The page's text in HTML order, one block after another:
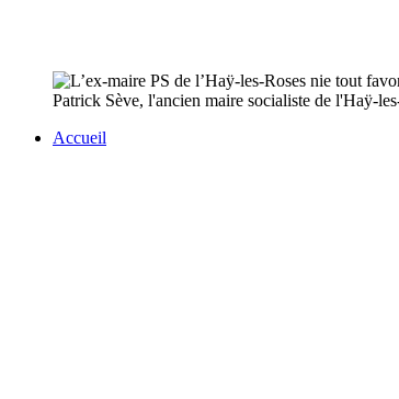
Patrick Sève, l'ancien maire socialiste de l'Haÿ-
Accueil